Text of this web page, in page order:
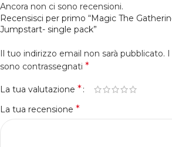
Ancora non ci sono recensioni.
Recensisci per primo “Magic The
Jumpstart- single pack”
Il tuo indirizzo email non sarà pubblicato.
sono contrassegnati *
La tua valutazione *
La tua recensione *